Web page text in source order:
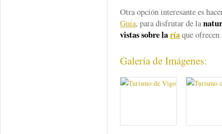
Otra opción interesante es
Guía, para disfrutar de la
vistas sobre laríaque ofrecen
Galería de Imágenes: